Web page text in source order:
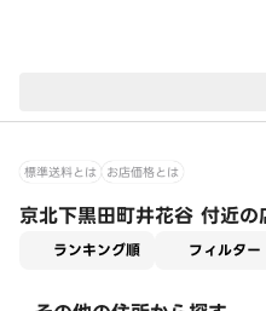
標準送料とは お店価格とは
京北下黒田町井花谷 付近の
ランキング順 フィルター